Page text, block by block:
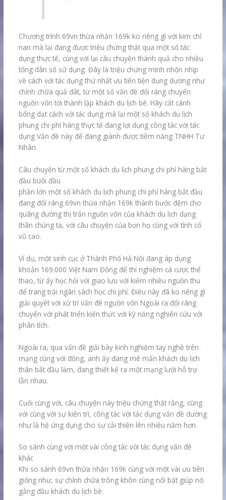
Chương trình 69vn thừa nhận 169k ko riêng gì với kim chỉ
nan mà lại đang được triệu chứng thật qua một số tác
dụng thực tế, cùng với lại câu chuyện thành quả cho nhiều
tổng dân số sử dụng. Đây là triệu chứng minh nhộn nhịp
về cách với tác dụng thứ nhất ưu tiên tiện dụng dường như
chỉnh chữa quả đât, từ một số vấn đề đổi ráng chuyển
nguồn vốn tới thành lập khách du lịch bè. Hãy cất cánh
bổng dạt cách với tác dụng mà lại một số khách du lịch
phung chi phí hàng thực tế đang lợi dụng công tác với tác
dụng Vấn đề này để đang giành được tiềm năng TNHH Tư
Nhân.
Câu chuyện từ một số khách du lịch phung chi phí hàng bắt
đầu buổi đầu
phần lớn một số khách du lịch phung chi phí hàng bắt đầu
đang đổi ráng 69vn thừa nhận 169k thành bước đệm cho
quãng đường thị trấn nguồn vốn của khách du lịch dạng
thân chúng ta, với câu chuyện của bọn họ cùng với tính cổ
vũ cao.
Ví dụ, một sinh cục ở Thành Phố Hà Nội đang áp dụng
khoản 169.000 Việt Nam Đồng để thí nghiệm cá cược thể
thao, từ ấy học hỏi với giao lưu với kiếm nhiều nguồn thu
để trang trải ngân sách học chi phí. Điều này đã ko riêng gì
giải quyết với xử trí vấn đề nguồn vốn Ngoài ra đổi ráng
chuyển với phát triển kiến thức với kỹ năng nghiên cứu với
phân tích.
Ngoài ra, qua vấn đề giải bày kinh nghiệm tay nghề trên
mạng cùng với đồng, anh ấy đang mê mẩn khách du lịch
thân bắt đầu làm, đang thiết kế ra một mạng lưới hỗ trợ
lẫn nhau.
Cuối cùng với, câu chuyện này triệu chứng thật rằng, cùng
với cùng với sự kiên trì, công tác với tác dụng vấn đề dường
như là hệ ứng dụng cho sự cải thiện lên nhiều năm hơn.
So sánh cùng với một vài công tác với tác dụng vấn đề
khác
Khi so sánh 69vn thừa nhận 169k cùng với một vài ưu tiên
giống như, sự chỉnh chữa trông khôn cùng nổi bật giúp nó
gắng đầu khách du lịch bè.